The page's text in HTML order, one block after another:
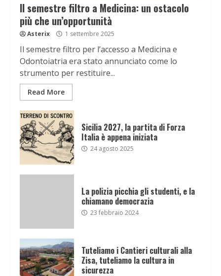
Il semestre filtro a Medicina: un ostacolo
più che un’opportunità
Asterix 1 settembre 2025
Il semestre filtro per l’accesso a Medicina e
Odontoiatria era stato annunciato come lo
strumento per restituire...
Read More
Sicilia 2027, la partita di Forza
Italia è appena iniziata
24 agosto 2025
La polizia picchia gli studenti, e la
chiamano democrazia
23 febbraio 2024
Tuteliamo i Cantieri culturali alla
Zisa, tuteliamo la cultura in
sicurezza